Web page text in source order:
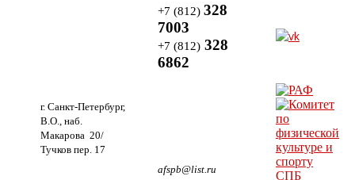
г. Санкт-Петербург,
В.О., наб.
Макарова 20/
Тучков пер. 17
+7 (812) 328
7003
+7 (812) 328
6862
afspb@list.ru